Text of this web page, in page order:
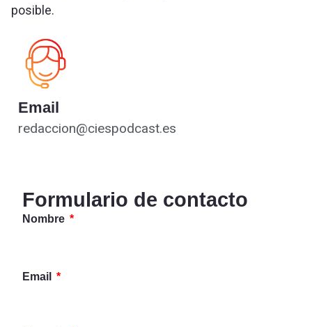
posible.
Email
redaccion@ciespodcast.es
Formulario de contacto
Nombre
Email